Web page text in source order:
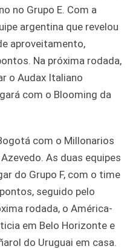
no Grupo E. Com a
argentina que revelou
aproveitamento,
Na próxima rodada,
o Audax Italiano
com o Blooming da
com o Millonarios
As duas equipes
do Grupo F, com o time
seguido pelo
rodada, o América-
em Belo Horizonte e
do Uruguai em casa.